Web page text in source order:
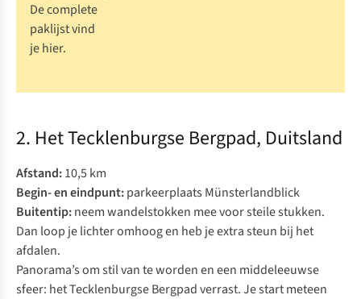
De complete
paklijst vind
je hier.
2. Het Tecklenburgse Bergpad, Duitsland
Afstand:10,5 km
Begin- en eindpunt:parkeerplaats Münsterlandblick
Buitentip:neemwandelstokken mee voor steile stukken.
Dan loop je lichter omhoog en heb je extra steun bij het
afdalen.
Panorama’s om stil van te worden en een middeleeuwse
sfeer: het Tecklenburgse Bergpad verrast. Je start meteen